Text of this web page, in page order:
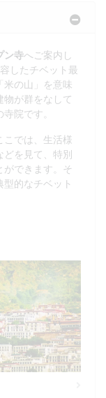
ン寺へご案内し
したチベット最
米の山」を意味
物が群をなして
院です。
こでは、生活様
どを見て、特別
できます。そ
的なチベット